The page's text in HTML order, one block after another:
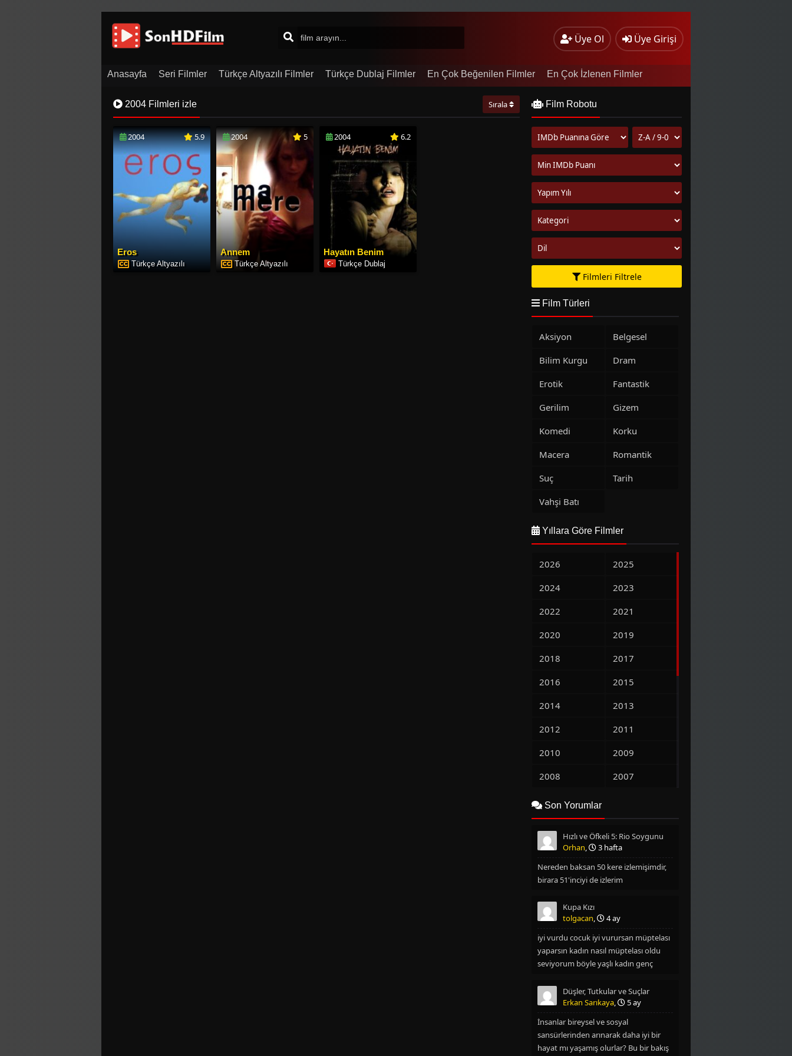
Üye Ol Üye Girişi
Anasayfa Seri Filmler Türkçe Altyazılı Filmler Türkçe Dublaj Filmler En Çok Beğenilen Filmler
En Çok İzlenen Filmler
2004 Filmleri izle
Sırala
2004 5.9
Eros
Türkçe Altyazılı
2004 5
Annem
Türkçe Altyazılı
2004 6.2
Hayatın Benim
Türkçe Dublaj
Film Robotu
Filmleri Filtrele
Film Türleri
Aksiyon
Belgesel
Bilim Kurgu
Dram
Erotik
Fantastik
Gerilim
Gizem
Komedi
Korku
Macera
Romantik
Suç
Tarih
Vahşi Batı
Yıllara Göre Filmler
2026
2025
2024
2023
2022
2021
2020
2019
2018
2017
2016
2015
2014
2013
2012
2011
2010
2009
2008
2007
2006
2001
2000
1999
1997
1994
1993
1992
1990
1977
1976
1975
1974
Son Yorumlar
Hızlı ve Öfkeli 5: Rio Soygunu
Orhan,
3 hafta
Nereden baksan 50 kere izlemişimdir,
birara 51'inciyi de izlerim
Kupa Kızı
tolgacan,
4 ay
iyi vurdu cocuk iyi vurursan müptelası
yaparsın kadın nasıl müptelası oldu
seviyorum böyle yaşlı kadın genç
Düşler, Tutkular ve Suçlar
Erkan Sarıkaya,
5 ay
İnsanlar bireysel ve sosyal
sansürlerinden arınarak daha iyi bir
hayat mı yaşamış olurlar? Bu bir bakış